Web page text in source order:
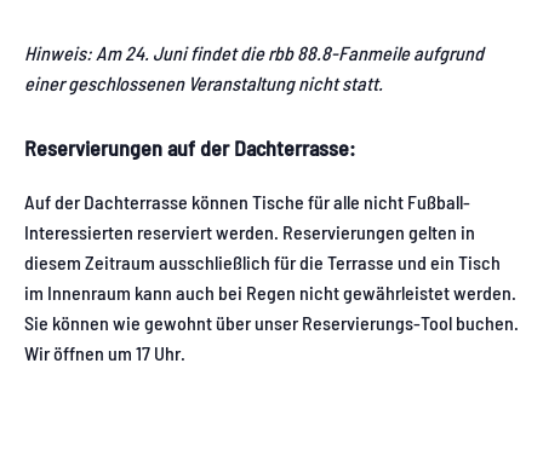
Hinweis: Am 24. Juni findet die rbb 88.8-Fanmeile aufgrund
einer geschlossenen Veranstaltung nicht statt.
Reservierungen auf der Dachterrasse:
Auf der Dachterrasse können Tische für alle nicht Fußball-
Interessierten reserviert werden. Reservierungen gelten in
diesem Zeitraum ausschließlich für die Terrasse und ein Tisch
im Innenraum kann auch bei Regen nicht gewährleistet werden.
Sie können wie gewohnt über unser Reservierungs-Tool buchen.
Wir öffnen um 17 Uhr.